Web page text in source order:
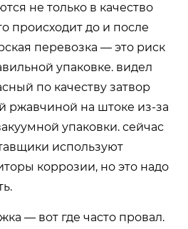
не только в качество
происходит до и после
перевозка — это риск
упаковке. видел
по качеству затвор
ржавчиной на штоке из-за
упаковки. сейчас
используют
коррозии, но это надо
— вот где часто провал.